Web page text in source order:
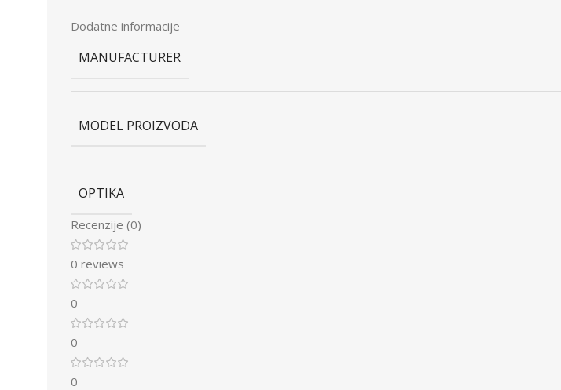
Dodatne informacije
MANUFACTURER
MODEL PROIZVODA
OPTIKA
Recenzije (0)
0 reviews
0
0
0